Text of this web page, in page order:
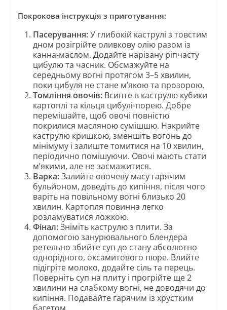
Покрокова інструкція з приготування:
Пасерування:У глибокій каструлі з товстим
дном розігрійте оливкову олію разом із
канна-маслом. Додайте нарізану ріпчасту
цибулю та часник. Обсмажуйте на
середньому вогні протягом 3–5 хвилин,
поки цибуля не стане м’якою та прозорою.
Томління овочів:Всипте в каструлю кубики
картоплі та кільця цибулі-порею. Добре
перемішайте, щоб овочі повністю
покрилися масляною сумішшю. Накрийте
каструлю кришкою, зменшіть вогонь до
мінімуму і залиште томитися на 10 хвилин,
періодично помішуючи. Овочі мають стати
м’якими, але не засмажитися.
Варка:Залийте овочеву масу гарячим
бульйоном, доведіть до кипіння, після чого
варіть на повільному вогні близько 20
хвилин. Картопля повинна легко
розламуватися ложкою.
Фінал:Зніміть каструлю з плити. За
допомогою занурювального блендера
ретельно збийте суп до стану абсолютно
однорідного, оксамитового пюре. Влийте
підігріте молоко, додайте сіль та перець.
Поверніть суп на плиту і прогрійте ще 2
хвилини на слабкому вогні, не доводячи до
кипіння. Подавайте гарячим із хрустким